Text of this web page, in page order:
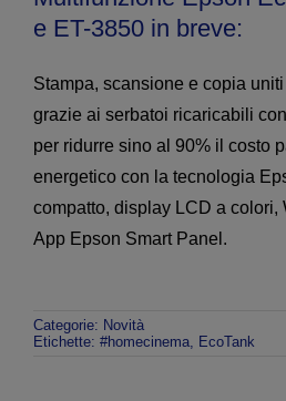
e ET-3850 in breve:
Stampa, scansione e copia
grazie ai serbatoi ricaricabili
per ridurre sino al 90% il costo
energetico con la tecnologia
compatto, display LCD a colori,
App Epson Smart Panel.
Categorie: Novità
Etichette: #homecinema, EcoTank